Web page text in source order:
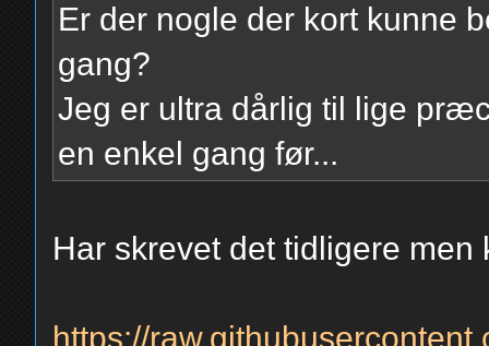
Er der nogle der kort kunne
gang?
Jeg er ultra dårlig til lige
en enkel gang før...
Har skrevet det tidligere
https://